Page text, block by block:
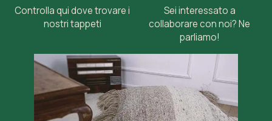
Controlla qui dove trovare i
nostri tappeti
Sei interessato a
collaborare con noi? Ne
parliamo!